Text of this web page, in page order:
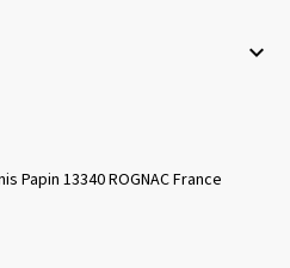

Papin 13340 ROGNAC France